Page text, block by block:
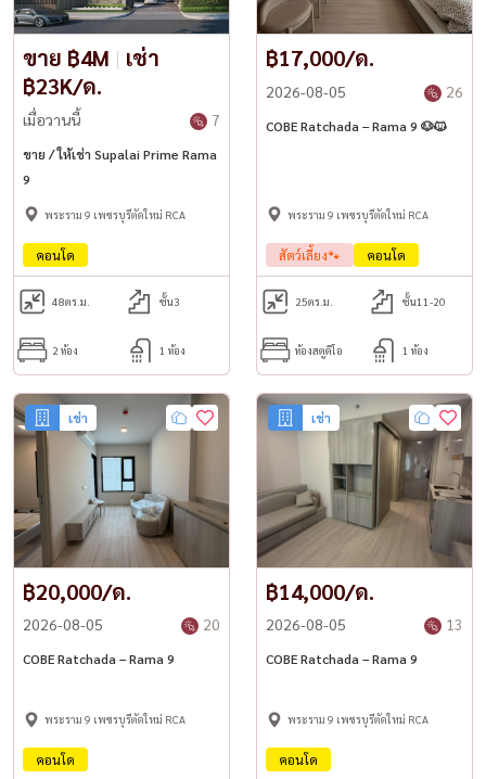
ขาย ฿4M | เช่า
฿23K/ด.
เมื่อวานนี้ 7
ขาย / ให้เช่า Supalai Prime Rama
9
พระราม 9 เพชรบุรีตัดใหม่ RCA
คอนโด
48ตร.ม. ชั้น3
2 ห้อง 1 ห้อง
฿17,000/ด.
2026-08-05 26
COBE Ratchada – Rama 9 🐶🐱
พระราม 9 เพชรบุรีตัดใหม่ RCA
สัตว์เลี้ยง🐾 คอนโด
25ตร.ม. ชั้น11-20
ห้องสตูดิโอ 1 ห้อง
เช่า
฿20,000/ด.
2026-08-05 20
COBE Ratchada – Rama 9
พระราม 9 เพชรบุรีตัดใหม่ RCA
คอนโด
เช่า
฿14,000/ด.
2026-08-05 13
COBE Ratchada – Rama 9
พระราม 9 เพชรบุรีตัดใหม่ RCA
คอนโด